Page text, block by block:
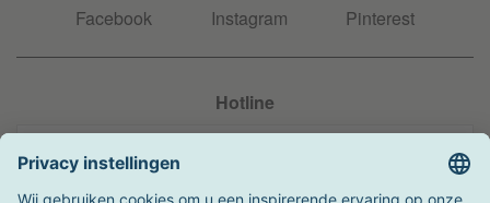
Facebook Instagram Pinterest
Hotline